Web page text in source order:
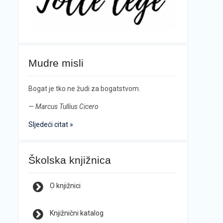
Mudre misli
Bogat je tko ne žudi za bogatstvom.
— Marcus Tullius Cicero
Sljedeći citat »
Školska knjižnica
O knjižnici
Knjižnični katalog